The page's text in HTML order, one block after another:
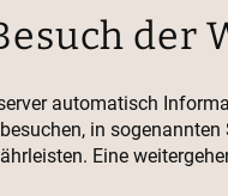
der
automatisch
in sogenannten
Eine